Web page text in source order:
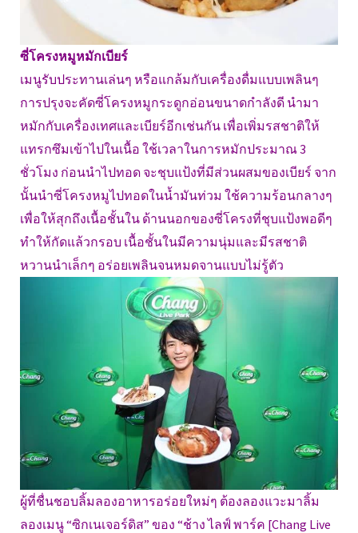
ซี่โครงหมูหมักเบียร์
เมนูรับประทานเล่นๆ หรือแกล้มกับเครื่องดื่มแบบเพลินๆ
การปรุงจะคัดซี่โครงหมูกระดูกอ่อนขนาดกำลังดี นำมา
หมักกับเครื่องเทศและเบียร์อีกเช่นกัน เพื่อเพิ่มรสชาติให้
แทรกซึมเข้าไปในเนื้อ ใช้เวลาในการหมักประมาณ 3
ชั่วโมง ก่อนนำไปทอด จะชุบแป้งที่มีส่วนผสมของเบียร์ จาก
นั้นนำซี่โครงหมูไปทอดในน้ำมันท่วม ใช้ความร้อนกลางๆ
เพื่อให้สุกถึงเนื้อชั้นใน ด้านนอกของซี่โครงที่ชุบแป้งพอดีๆ
ทำให้กัดแล้วกรอบ เนื้อชั้นในมีความนุ่มและมีรสชาติ
หวานนำเล็กๆ อร่อยเพลินจนหมดจานแบบไม่รู้ตัว
ผู้ที่ชื่นชอบลิ้มลองอาหารอร่อยใหม่ๆ ต้องลองแวะมาลิ้ม
ลองเมนู “ซิกเนเจอร์ดิส” ของ “ช้าง ไลฟ์ พาร์ค [Chang Live